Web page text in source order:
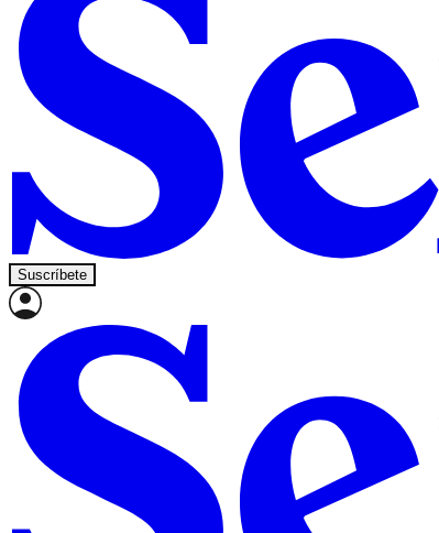
Suscríbete